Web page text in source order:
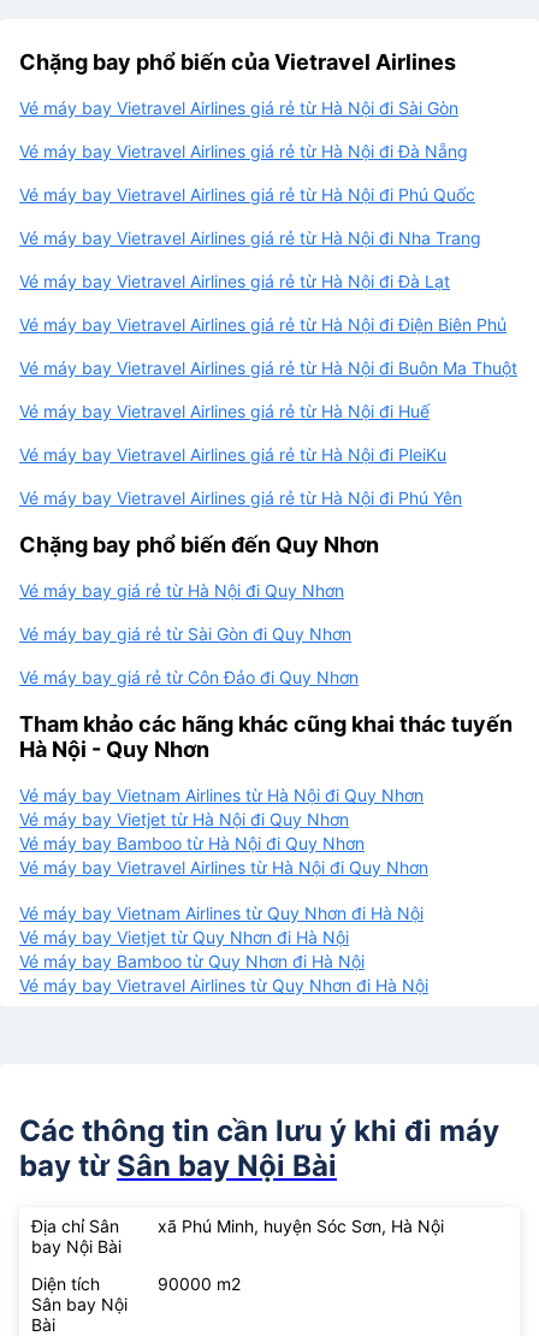
Chặng bay phổ biến của Vietravel Airlines
Vé máy bay Vietravel Airlines giá rẻ từ Hà Nội đi Sài Gòn
Vé máy bay Vietravel Airlines giá rẻ từ Hà Nội đi Đà Nẵng
Vé máy bay Vietravel Airlines giá rẻ từ Hà Nội đi Phú Quốc
Vé máy bay Vietravel Airlines giá rẻ từ Hà Nội đi Nha Trang
Vé máy bay Vietravel Airlines giá rẻ từ Hà Nội đi Đà Lạt
Vé máy bay Vietravel Airlines giá rẻ từ Hà Nội đi Điện Biên Phủ
Vé máy bay Vietravel Airlines giá rẻ từ Hà Nội đi Buôn Ma Thuột
Vé máy bay Vietravel Airlines giá rẻ từ Hà Nội đi Huế
Vé máy bay Vietravel Airlines giá rẻ từ Hà Nội đi PleiKu
Vé máy bay Vietravel Airlines giá rẻ từ Hà Nội đi Phú Yên
Chặng bay phổ biến đến Quy Nhơn
Vé máy bay giá rẻ từ Hà Nội đi Quy Nhơn
Vé máy bay giá rẻ từ Sài Gòn đi Quy Nhơn
Vé máy bay giá rẻ từ Côn Đảo đi Quy Nhơn
Tham khảo các hãng khác cũng khai thác tuyến
Hà Nội - Quy Nhơn
Vé máy bay Vietnam Airlines từ Hà Nội đi Quy Nhơn
Vé máy bay Vietjet từ Hà Nội đi Quy Nhơn
Vé máy bay Bamboo từ Hà Nội đi Quy Nhơn
Vé máy bay Vietravel Airlines từ Hà Nội đi Quy Nhơn
Vé máy bay Vietnam Airlines từ Quy Nhơn đi Hà Nội
Vé máy bay Vietjet từ Quy Nhơn đi Hà Nội
Vé máy bay Bamboo từ Quy Nhơn đi Hà Nội
Vé máy bay Vietravel Airlines từ Quy Nhơn đi Hà Nội
Các thông tin cần lưu ý khi đi máy
bay từ Sân bay Nội Bài
Địa chỉ Sân
bay Nội Bài
xã Phú Minh, huyện Sóc Sơn, Hà Nội
Diện tích
Sân bay Nội
Bài
90000 m2